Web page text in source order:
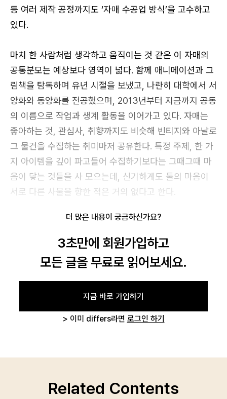
등 여러 제작 공정까지도 ‘자매 수공업 방식’을 고수하고
있다.
마치 한 사람처럼 생각하고 움직이는 것 같은 이 자매의
공통분모는 예상보다 영역이 넓다. 함께 애니메이션과 그
림책을 탐독하며 유년 시절을 보냈고, 나란히 대학에서 서
양화와 동양화를 전공했으며, 2013년부터 지금까지 공동
의 이름으로 작업과 생계 활동을 이어가고 있다. 자매는
좋아하는 것, 관심사, 취향까지도 비슷해 빈티지와 아날로
그 물건을 수집하는 취미마저 공유한다. 특정 주제, 한 가
지 아이템을 깊이 파고들어 수집하기보다는 그때그때 마
음이 닿는 것들을 사 모으는데, 신기하게도 둘의 마음이
서로 다른 사물을 향한 적은 거의 없다고 한다.
더 많은 내용이 궁금하신가요?
3초만에 회원가입하고
모든 글을 무료로 읽어보세요.
지금 바로 가입하기
> 이미 differs라면 로그인 하기
Related Contents
로그인
카카오로 시작하기